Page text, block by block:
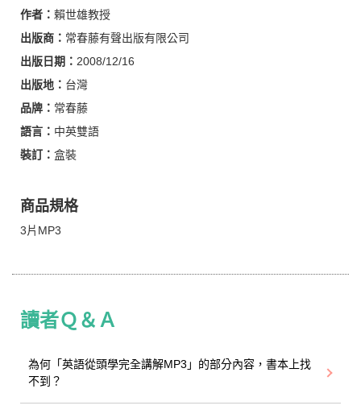
作者： 賴世雄教授
出版商： 常春藤有聲出版有限公司
出版日期： 2008/12/16
出版地： 台灣
品牌： 常春藤
語言： 中英雙語
裝訂： 盒裝
商品規格
3片MP3
讀者Ｑ＆Ａ
為何「英語從頭學完全講解MP3」的部分內容，書本上找
不到？